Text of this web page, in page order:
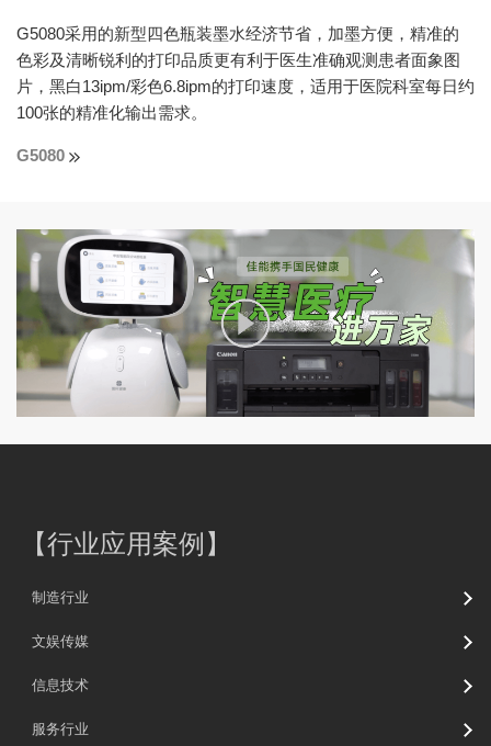
G5080采用的新型四色瓶装墨水经济节省，加墨方便，精准的
色彩及清晰锐利的打印品质更有利于医生准确观测患者面象图
片，黑白13ipm/彩色6.8ipm的打印速度，适用于医院科室每日约
100张的精准化输出需求。
G5080
【行业应用案例】
制造行业
文娱传媒
信息技术
服务行业